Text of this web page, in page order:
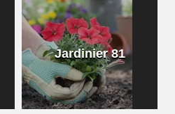
Jardinier 81